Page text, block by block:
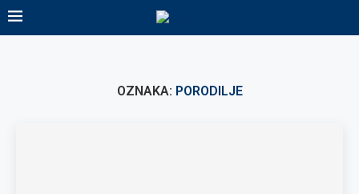
OZNAKA: PORODILJE